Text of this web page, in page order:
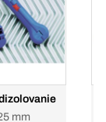
mm